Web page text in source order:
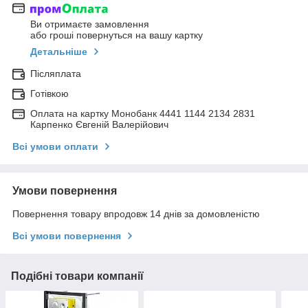
Ви отримаєте замовлення
або гроші повернуться на вашу картку
Детальніше
Післяплата
Готівкою
Оплата на картку Монобанк 4441 1144 2134 2831
Карпенко Євгеній Валерійович
Всі умови оплати
Умови повернення
Повернення товару впродовж 14 днів за домовленістю
Всі умови повернення
Подібні товари компанії